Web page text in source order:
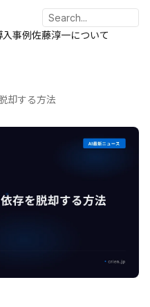
入事例佐藤淳一について
却する方法